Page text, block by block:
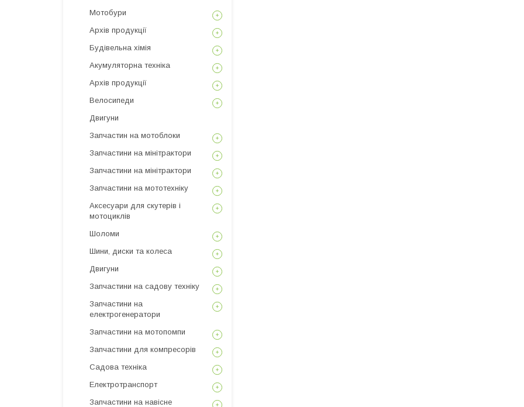
Мотобури
Архів продукції
Будівельна хімія
Акумуляторна техніка
Архів продукції
Велосипеди
Двигуни
Запчастин на мотоблоки
Запчастини на мінітрактори
Запчастини на мінітрактори
Запчастини на мототехніку
Аксесуари для скутерів і
мотоциклів
Шоломи
Шини, диски та колеса
Двигуни
Запчастини на садову техніку
Запчастини на
електрогенератори
Запчастини на мотопомпи
Запчастини для компресорів
Садова техніка
Електротранспорт
Запчастини на навісне